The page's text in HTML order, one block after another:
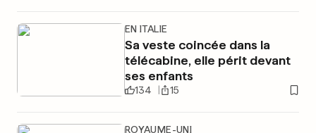
EN ITALIE
Sa veste coincée dans la
télécabine, elle périt devant
ses enfants
134 15
ROYAUME-UNI